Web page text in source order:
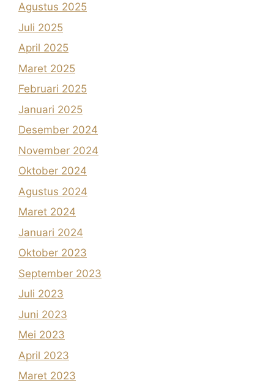
Agustus 2025
Juli 2025
April 2025
Maret 2025
Februari 2025
Januari 2025
Desember 2024
November 2024
Oktober 2024
Agustus 2024
Maret 2024
Januari 2024
Oktober 2023
September 2023
Juli 2023
Juni 2023
Mei 2023
April 2023
Maret 2023